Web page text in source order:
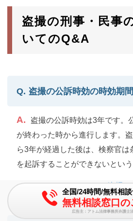
盗撮の刑事・民事
いてのQ&A
盗撮の公訴時効の時効期
盗撮の公訴時効は3年です。
が終わった時から進行します。
ら3年が経過した後は、検察官は
を起訴することができないとい
盗撮の
全国/24時間/無料相
無料相談窓口の
広告主：アトム法律事務所弁護士